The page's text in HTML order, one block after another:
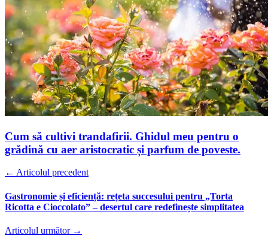
Cum să cultivi trandafirii. Ghidul meu pentru o
grădină cu aer aristocratic și parfum de poveste.
← Articolul precedent
Gastronomie și eficiență: rețeta succesului pentru „Torta
Ricotta e Cioccolato” – desertul care redefinește simplitatea
Articolul următor →